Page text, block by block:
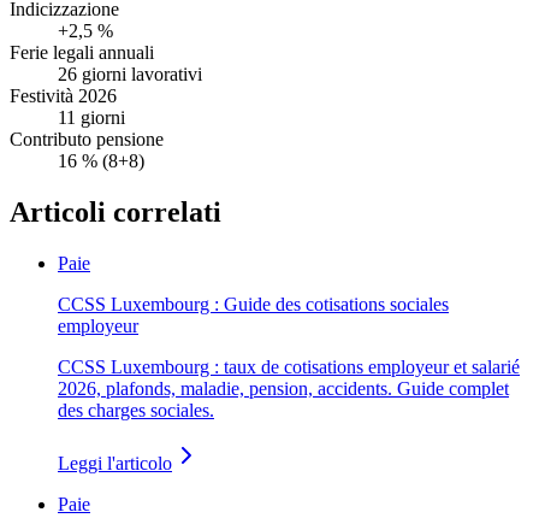
Indicizzazione
+2,5 %
Ferie legali annuali
26 giorni lavorativi
Festività 2026
11 giorni
Contributo pensione
16 % (8+8)
Articoli correlati
Paie
CCSS Luxembourg : Guide des cotisations sociales
employeur
CCSS Luxembourg : taux de cotisations employeur et salarié
2026, plafonds, maladie, pension, accidents. Guide complet
des charges sociales.
Leggi l'articolo
Paie